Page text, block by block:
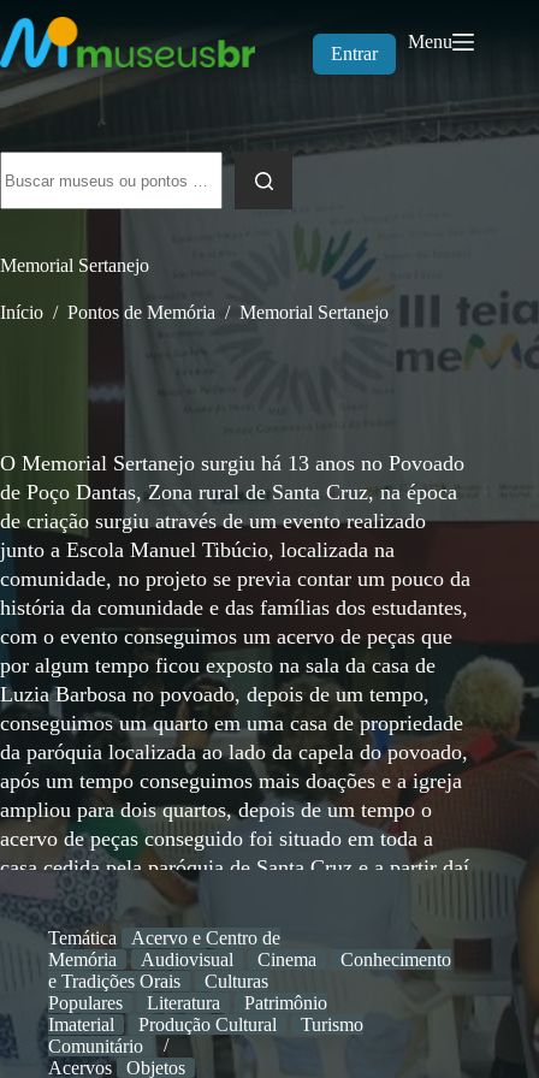
para
o
conteúdo
Entrar
Menu
resultados
Memorial Sertanejo
Início / Pontos de Memória / Memorial Sertanejo
O Memorial Sertanejo surgiu há 13 anos no Povoado
de Poço Dantas, Zona rural de Santa Cruz, na época
de criação surgiu através de um evento realizado
junto a Escola Manuel Tibúcio, localizada na
comunidade, no projeto se previa contar um pouco da
história da comunidade e das famílias dos estudantes,
com o evento conseguimos um acervo de peças que
por algum tempo ficou exposto na sala da casa de
Luzia Barbosa no povoado, depois de um tempo,
conseguimos um quarto em uma casa de propriedade
da paróquia localizada ao lado da capela do povoado,
após um tempo conseguimos mais doações e a igreja
ampliou para dois quartos, depois de um tempo o
acervo de peças conseguido foi situado em toda a
casa cedida pela paróquia de Santa Cruz e a partir daí
virou um museu. Desde de a criação atuamos
desenvolvendo ações com os estudantes da Escola no
Museu, recebemos escolas de grupos da sede do
município e de municípios vizinhos, recebemos
também visitantes de várias partes do Brasil que
geralmente de passagem pela região vêm conhecer o
acervo que possuímos de objetos ligados a vida do
Temática
Acervo e Centro de
Memória
Audiovisual Cinema
Conhecimento
e Tradições Orais
Culturas
Populares
Literatura
Patrimônio
Imaterial
Produção Cultural
Turismo
Comunitário
Acervos
Objetos